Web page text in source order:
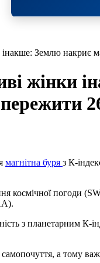
Землю накриє
жінки
магнітна буря з К-
космічної погоди
з планетарним К-
а тому